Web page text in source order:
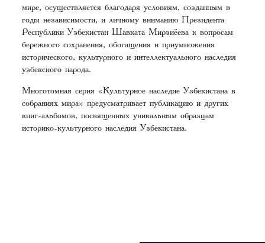
мире, осуществляется благодаря условиям, созданным в
годы независимости, и личному вниманию Президента
Республики Узбекистан Шавката Мирзиёева к вопросам
бережного сохранения, обогащения и приумножения
исторического, культурного и интеллектуального наследия
узбекского народа.
Многотомная серия «Культурное наследие Узбекистана в
собраниях мира» предусматривает публикацию и других
книг-альбомов, посвященных уникальным образцам
историко-культурного наследия Узбекистана.